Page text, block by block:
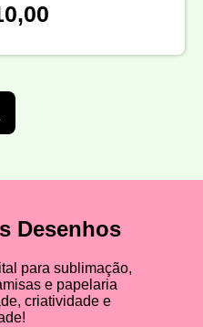
Desenhos
para sublimação,
e papelaria
criatividade e